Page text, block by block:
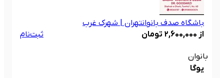
باشگاه صدف بانوانتهران | شهرک غرب
از 2,600,000 تومان
ثبت‌نام
بانوان
یوگا